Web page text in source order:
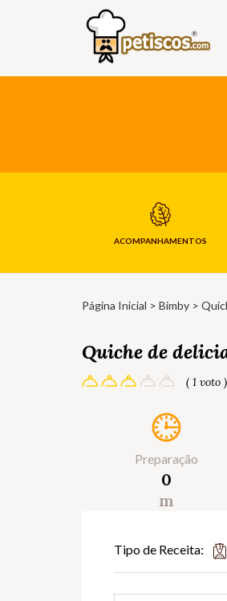
ACOMPANHAMENTOS
Página Inicial > Bimby >
Quiche de
( 1 voto )
Preparação
0
m
Tipo de Receita: